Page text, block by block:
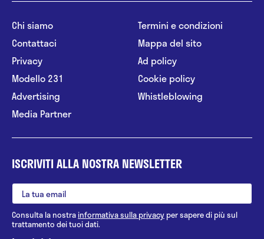
Chi siamo
Contattaci
Privacy
Modello 231
Advertising
Media Partner
Termini e condizioni
Mappa del sito
Ad policy
Cookie policy
Whistleblowing
ISCRIVITI ALLA NOSTRA NEWSLETTER
Consulta la nostrainformativa sulla privacy per sapere di più sul
trattamento dei tuoi dati.